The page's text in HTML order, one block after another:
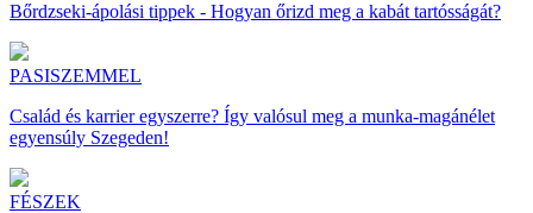
Bőrdzseki-ápolási tippek - Hogyan őrizd meg a kabát tartósságát?
PASISZEMMEL
Család és karrier egyszerre? Így valósul meg a munka-magánélet
egyensúly Szegeden!
FÉSZEK